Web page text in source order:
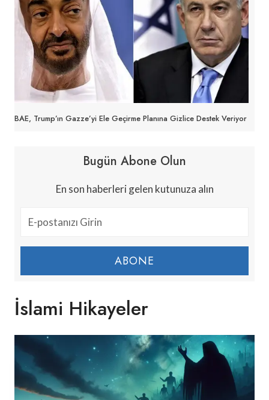
BAE, Trump’ın Gazze’yi Ele Geçirme Planına Gizlice Destek Veriyor
Bugün Abone Olun
En son haberleri gelen kutunuza alın
ABONE
İslami Hikayeler